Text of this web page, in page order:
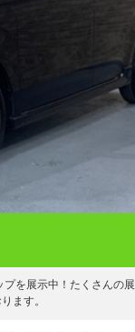
を展示中！たくさんの
ます。